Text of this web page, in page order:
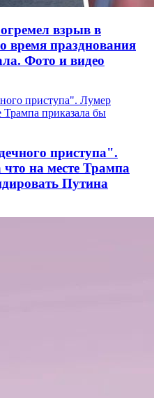
взрыв в
время празднования
Фото и видео
приступа".
на месте Трампа
Путина